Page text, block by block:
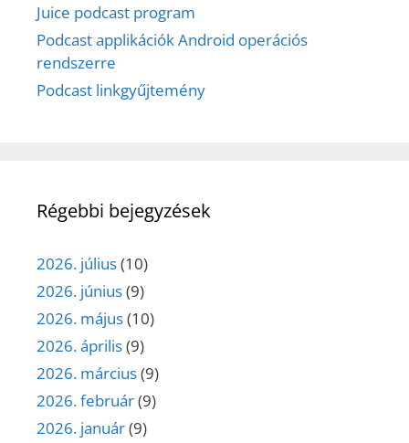
Juice podcast program
Podcast applikációk Android operációs
rendszerre
Podcast linkgyűjtemény
Régebbi bejegyzések
2026. július(10)
2026. június(9)
2026. május(10)
2026. április(9)
2026. március(9)
2026. február(9)
2026. január(9)